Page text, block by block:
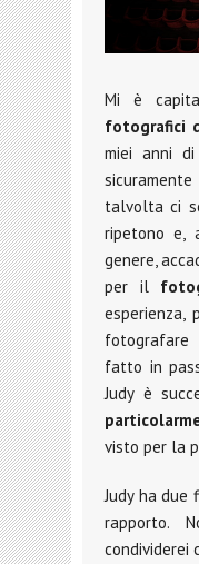
Mi è
fotografici
miei anni
talvolta ci
ripetono e,
genere,
per il
esperienza,
fatto in
Judy è
visto per la
Judy ha due
rapporto.
condividerei